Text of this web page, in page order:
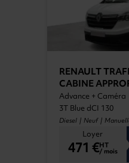
RENAULT
CABINE
Advance + Caméra
3T Blue dCI 130
Diesel | Neuf |
Loyer
471 €HT
/ mois